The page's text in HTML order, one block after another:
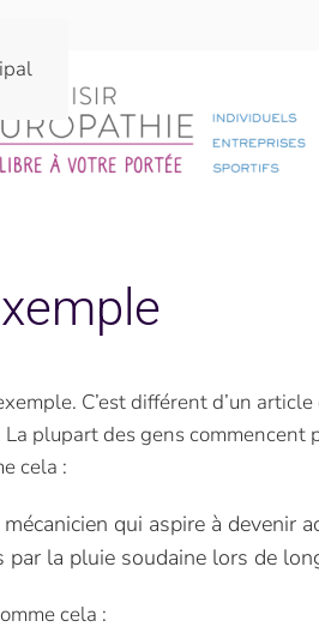
C’est différent d’un
plupart des gens commencent
cela :
qui aspire à devenir
par la pluie soudaine lors de
cela :